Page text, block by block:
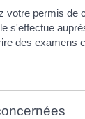
votre permis de
s'effectue
des examens